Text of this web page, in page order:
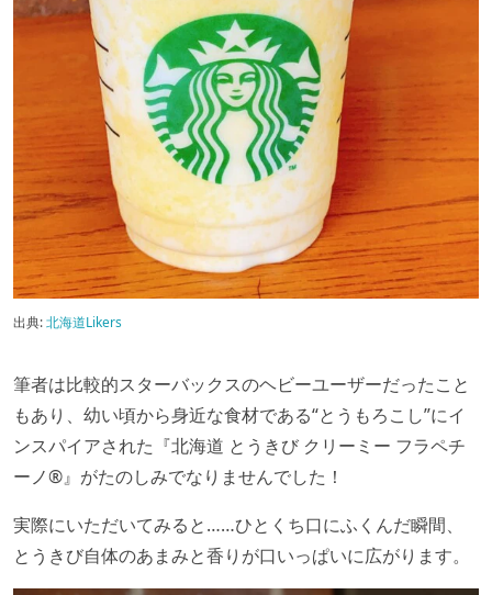
出典:北海道Likers
筆者は比較的スターバックスのヘビーユーザーだったこと
もあり、幼い頃から身近な食材である“とうもろこし”にイ
ンスパイアされた『北海道 とうきび クリーミー フラペチ
ーノ®』がたのしみでなりませんでした！
実際にいただいてみると……ひとくち口にふくんだ瞬間、
とうきび自体のあまみと香りが口いっぱいに広がります。